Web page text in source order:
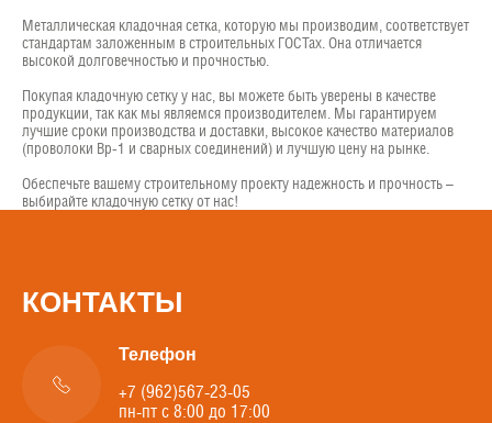
Металлическая кладочная сетка, которую мы производим, соответствует
стандартам заложенным в строительных ГОСТах. Она отличается
высокой долговечностью и прочностью.
Покупая кладочную сетку у нас, вы можете быть уверены в качестве
продукции, так как мы являемся производителем. Мы гарантируем
лучшие сроки производства и доставки, высокое качество материалов
(проволоки Вр-1 и сварных соединений) и лучшую цену на рынке.
Обеспечьте вашему строительному проекту надежность и прочность –
выбирайте кладочную сетку от нас!
КОНТАКТЫ
Телефон
+7 (962)567-23-05
пн-пт с 8:00 до 17:00